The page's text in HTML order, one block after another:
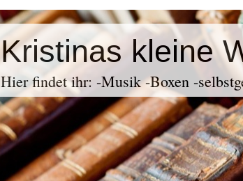
Kristinas kleine
Hier findet ihr: -Musik -Boxen -